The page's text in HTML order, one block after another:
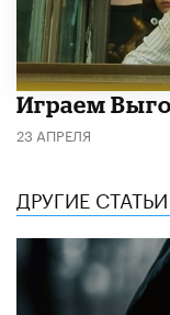
Играем
23 АПРЕЛЯ
ДРУГИЕ